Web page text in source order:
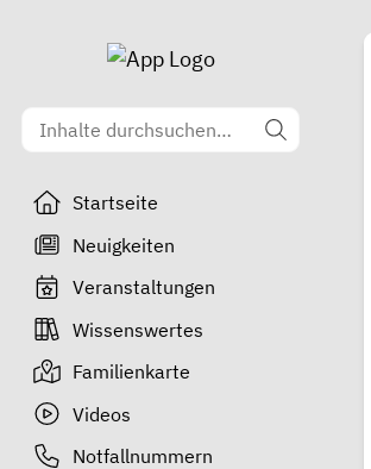
Startseite
Neuigkeiten
Veranstaltungen
Wissenswertes
Familienkarte
Videos
Notfallnummern